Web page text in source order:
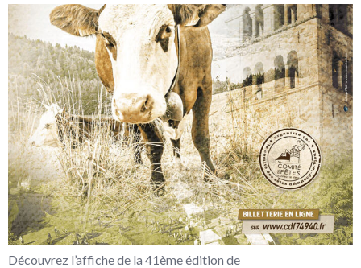
Découvrez l’affiche de la 41ème édition de